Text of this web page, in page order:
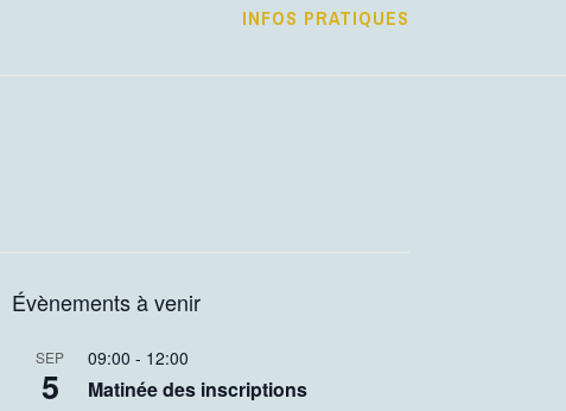
INFOS PRATIQUES
Évènements à venir
SEP
5
09:00 - 12:00
Matinée des inscriptions